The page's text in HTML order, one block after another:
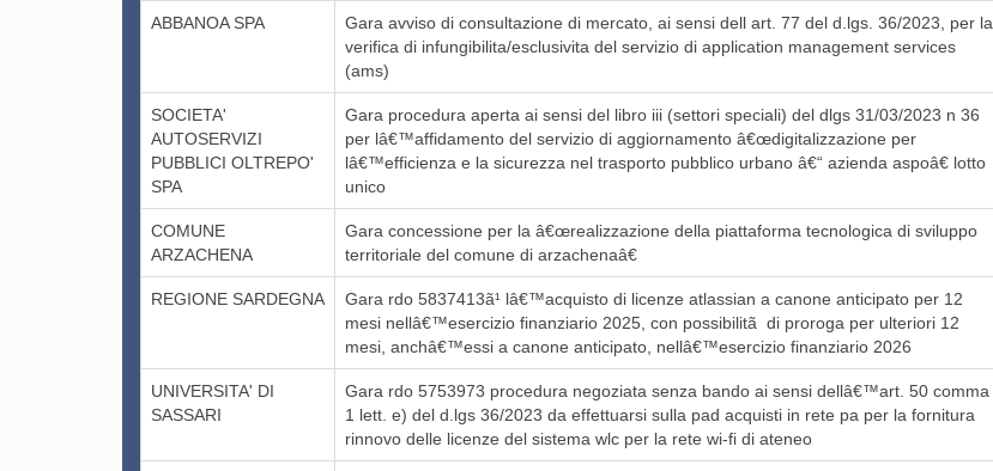
ABBANOA SPA
Gara avviso di consultazione di mercato, ai sensi dell art. 77 del d.lgs. 36/2023, per la
verifica di infungibilita/esclusivita del servizio di application management services
(ams)
SOCIETA'
AUTOSERVIZI
PUBBLICI OLTREPO'
SPA
Gara procedura aperta ai sensi del libro iii (settori speciali) del dlgs 31/03/2023 n 36
per lâ€™affidamento del servizio di aggiornamento â€œdigitalizzazione per
lâ€™efficienza e la sicurezza nel trasporto pubblico urbano â€“ azienda aspoâ€ lotto
unico
COMUNE
ARZACHENA
Gara concessione per la â€œrealizzazione della piattaforma tecnologica di sviluppo
territoriale del comune di arzachenaâ€
REGIONE SARDEGNA
Gara rdo 5837413ã¹ lâ€™acquisto di licenze atlassian a canone anticipato per 12
mesi nellâ€™esercizio finanziario 2025, con possibilitã di proroga per ulteriori 12
mesi, anchâ€™essi a canone anticipato, nellâ€™esercizio finanziario 2026
UNIVERSITA' DI
SASSARI
Gara rdo 5753973 procedura negoziata senza bando ai sensi dellâ€™art. 50 comma
1 lett. e) del d.lgs 36/2023 da effettuarsi sulla pad acquisti in rete pa per la fornitura
rinnovo delle licenze del sistema wlc per la rete wi-fi di ateneo